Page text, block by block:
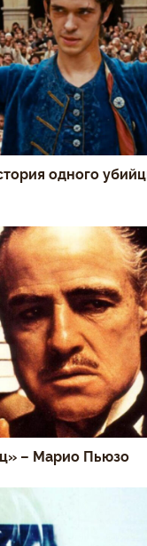
одного
– Марио Пьюзо